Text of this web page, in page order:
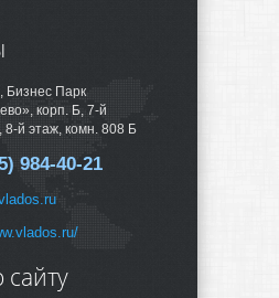
Бизнес Парк
корп. Б, 7-й
8-й этаж, комн. 808 Б
984-40-21